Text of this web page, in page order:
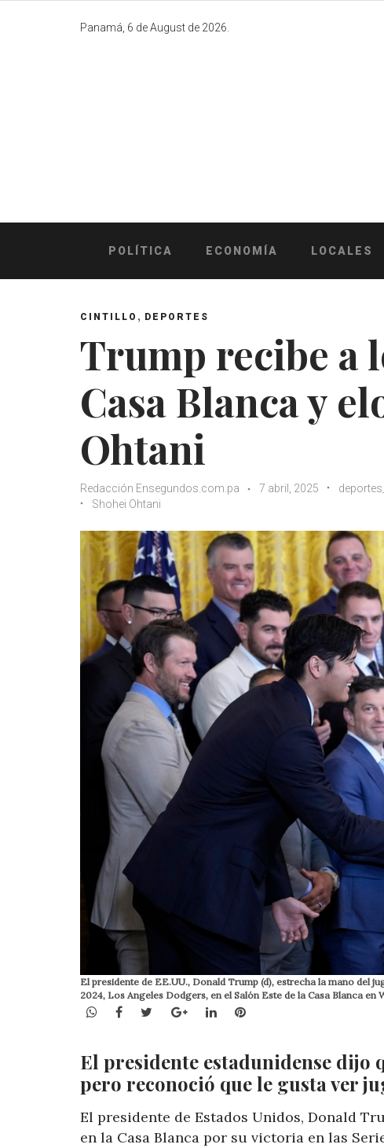
Panamá, 6 de August de 2026.
POLÍTICA ECONOMÍA LOCALES
CINTILLO , DEPORTES
Trump recibe a
Casa Blanca y
Ohtani
Redacción Ensegundos.com.pa 7 abril, 2025
Shohei Ohtani
El presidente de EE.UU., Donald Trump (d), estrecha la mano del
2024, Los Angeles Dodgers, en el Salón Este de la Casa Blanca
WhatsApp
Facebook
TwitterGoogle+LinkedInPinterest
El presidente estadunidense dijo
pero reconoció que le gusta ver
El presidente de Estados Unidos, Donald
en la Casa Blanca por su victoria en las